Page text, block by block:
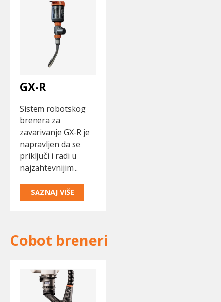
GX-R
Sistem robotskog
brenera za
zavarivanje GX-R je
napravljen da se
priključi i radi u
najzahtevnijim...
SAZNAJ VIŠE
Cobot breneri